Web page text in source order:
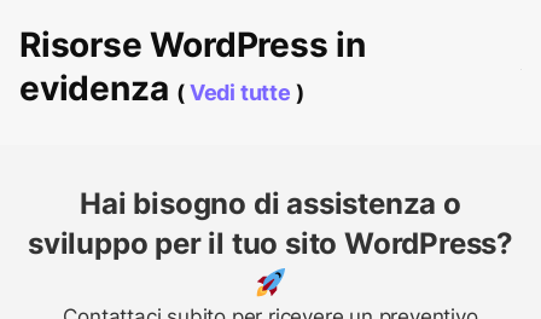
Risorse WordPress in
evidenza (Vedi tutte )
Hai bisogno di assistenza o
sviluppo per il tuo sito WordPress?